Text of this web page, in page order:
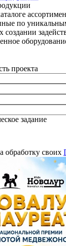
по
создании
проекта
задание
обработку своих